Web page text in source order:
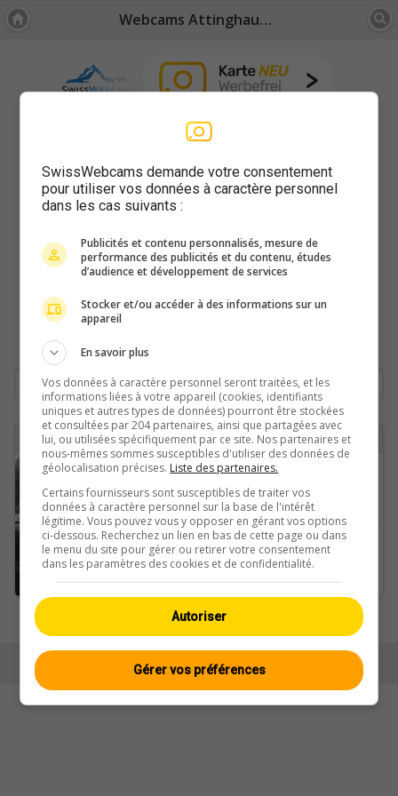
Webcams Attinghausen
2 webcams avec le tag attinghausen trouvées
Schattdorf › Osten: Schattdorf, Dorf - Attinghausen - Altdorf - Seedorf
Mobil|Klassisch
© Swisswebcams.ch
SwissWebcams demande votre consentement
pour utiliser vos données à caractère personnel
dans les cas suivants :
Publicités et contenu personnalisés, mesure de
performance des publicités et du contenu, études
d’audience et développement de services
Stocker et/ou accéder à des informations sur un
appareil
En savoir plus
Vos données à caractère personnel seront traitées, et les
informations liées à votre appareil (cookies, identifiants
uniques et autres types de données) pourront être stockées
et consultées par 204 partenaires, ainsi que partagées avec
lui, ou utilisées spécifiquement par ce site. Nos partenaires et
nous-mêmes sommes susceptibles d'utiliser des données de
géolocalisation précises. Liste des partenaires.
Certains fournisseurs sont susceptibles de traiter vos
données à caractère personnel sur la base de l'intérêt
légitime. Vous pouvez vous y opposer en gérant vos options
ci-dessous. Recherchez un lien en bas de cette page ou dans
le menu du site pour gérer ou retirer votre consentement
dans les paramètres des cookies et de confidentialité.
Autoriser
Gérer vos préférences